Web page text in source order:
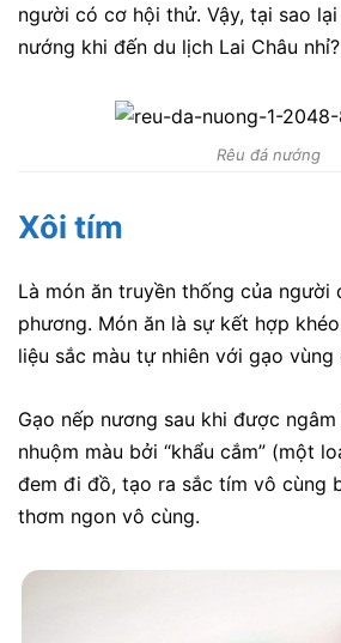
người có cơ hội thử. Vậy, tại sao
nướng khi đến du lịch Lai Châu nhỉ?
Rêu đá nướng
Xôi tím
Là món ăn truyền thống của người
phương. Món ăn là sự kết hợp
liệu sắc màu tự nhiên với gạo
Gạo nếp nương sau khi được
nhuộm màu bởi “khẩu cắm” (một
đem đi đồ, tạo ra sắc tím vô cùng
thơm ngon vô cùng.